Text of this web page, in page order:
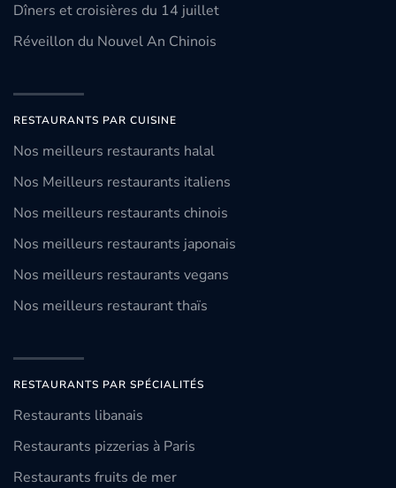
Dîners et croisières du 14 juillet
Réveillon du Nouvel An Chinois
RESTAURANTS PAR CUISINE
Nos meilleurs restaurants halal
Nos Meilleurs restaurants italiens
Nos meilleurs restaurants chinois
Nos meilleurs restaurants japonais
Nos meilleurs restaurants vegans
Nos meilleurs restaurant thaïs
RESTAURANTS PAR SPÉCIALITÉS
Restaurants libanais
Restaurants pizzerias à Paris
Restaurants fruits de mer